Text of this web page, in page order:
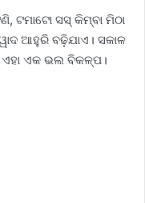
ଟମାଟୋ ସସ୍ କିମ୍ବା ମିଠା
ଆହୁରି ବଢ଼ିଯାଏ। ସକାଳ
ଏକ ଭଲ ବିକଳ୍ପ।